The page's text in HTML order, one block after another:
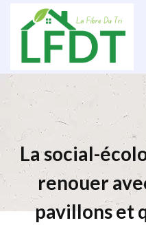
La social-
renouer
pavillons et